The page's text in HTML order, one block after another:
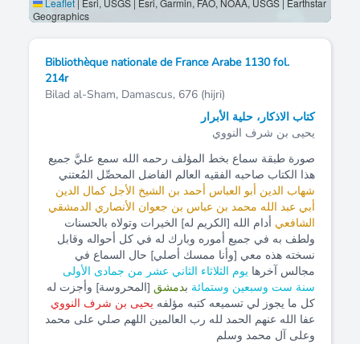
Leaflet | Esri, USGS | Esri, Garmin, FAO, NOAA, USGS | Earthstar
Geographics
Bibliothèque nationale de France Arabe 1130 fol.
214r
Bilad al-Sham, Damascus, 676 (hijri)
كتاب الاذكار، حلية الأبرار
يحيى بن شرف النووي
صورة طبقة سماع بخط المؤلف رحمه الله سمع عليَّ جميع
هذا الكتاب صاحبه الفقيه العالم الفاضل المحصِّل المُعتني
شهاب الدين أبو العباس أحمد بن الشيخ الأجل كمال الدين
أبي عبد الله محمد بن عباس بن جعوان الأنصاري الدمشقي
الشافعي أدام الله [الكريم له] الخيرات وتولاه بالحسنات
ولطف به في جميع أموره وبارك له في كل أحواله وقابل
نسخته هذه معي [وأنا ممسك أصلي] حال السماع في
مجالس آخرها يوم الثلاثاء الثاني عشر من جمادى الأولى
سنة ست وسبعين وستمائة بدمشق [المحروسة] وأجزت له
كل ما يجوز لي تسميعه كتبه مؤلفه يحيى بن شرف النووي
عفا الله عنهم الحمد لله رب العالمين اللهم صلي على محمد
وعلى آل محمد وسلم